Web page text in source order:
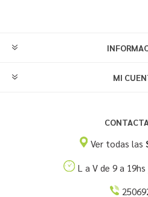
MI
Ver todas las
L a V de 9 a